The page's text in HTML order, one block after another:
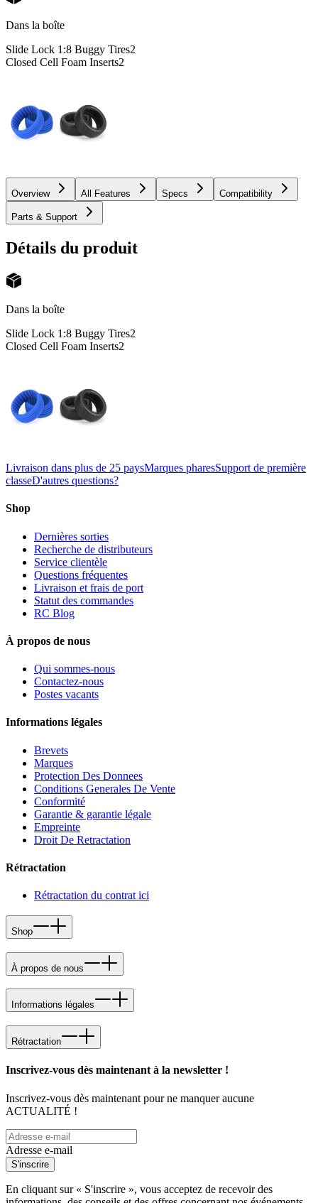
Dans la boîte
Slide Lock 1:8 Buggy Tires2
Closed Cell Foam Inserts2
Overview All Features Specs Compatibility
Parts & Support
Détails du produit
Dans la boîte
Slide Lock 1:8 Buggy Tires2
Closed Cell Foam Inserts2
Livraison dans plus de 25 paysMarques pharesSupport de première
classeD'autres questions?
Shop
Dernières sorties
Recherche de distributeurs
Service clientèle
Questions fréquentes
Livraison et frais de port
Statut des commandes
RC Blog
À propos de nous
Qui sommes-nous
Contactez-nous
Postes vacants
Informations légales
Brevets
Marques
Protection Des Donnees
Conditions Generales De Vente
Conformité
Garantie & garantie légale
Empreinte
Droit De Retractation
Rétractation
Rétractation du contrat ici
Shop
À propos de nous
Informations légales
Rétractation
Inscrivez-vous dès maintenant à la newsletter !
Inscrivez-vous dès maintenant pour ne manquer aucune
ACTUALITÉ !
Adresse e-mail
S'inscrire
En cliquant sur « S'inscrire », vous acceptez de recevoir des